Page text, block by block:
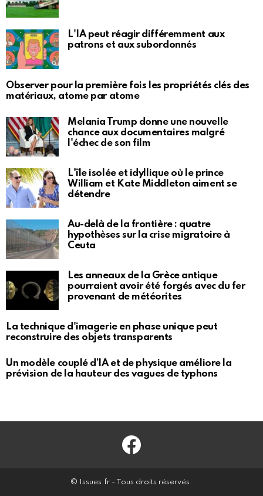
L'IA peut réagir différemment aux
patrons et aux subordonnés
Observer pour la première fois les propriétés clés des
matériaux, atome par atome
Melania Trump donne une nouvelle
chance aux documentaires malgré
l'échec de son film
L'île isolée et idyllique où le prince
William et Kate Middleton aiment se
détendre
Au-delà de la frontière : quatre
hypothèses sur la crise migratoire à
Ceuta
Les anneaux de la Grèce antique
pourraient avoir été forgés avec du fer
provenant de météorites
La technique d'imagerie en phase unique peut
reconstruire des objets transparents
Un modèle couplé d’IA et de physique améliore la
prévision de la hauteur des vagues de typhons
Facebook
© Issues.fr - Tous droits réservés.